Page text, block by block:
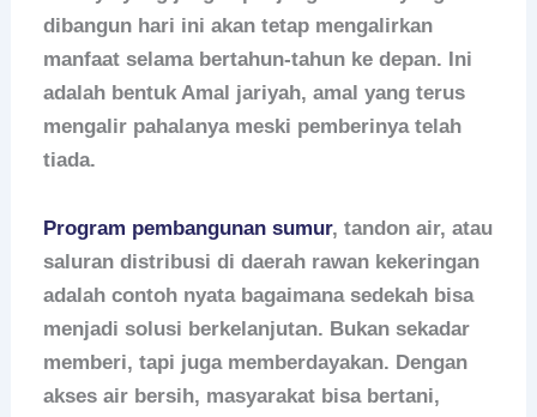
dibangun hari ini akan tetap mengalirkan
manfaat selama bertahun-tahun ke depan. Ini
adalah bentuk Amal jariyah, amal yang terus
mengalir pahalanya meski pemberinya telah
tiada.
Program pembangunan sumur, tandon air, atau
saluran distribusi di daerah rawan kekeringan
adalah contoh nyata bagaimana sedekah bisa
menjadi solusi berkelanjutan. Bukan sekadar
memberi, tapi juga memberdayakan. Dengan
akses air bersih, masyarakat bisa bertani,